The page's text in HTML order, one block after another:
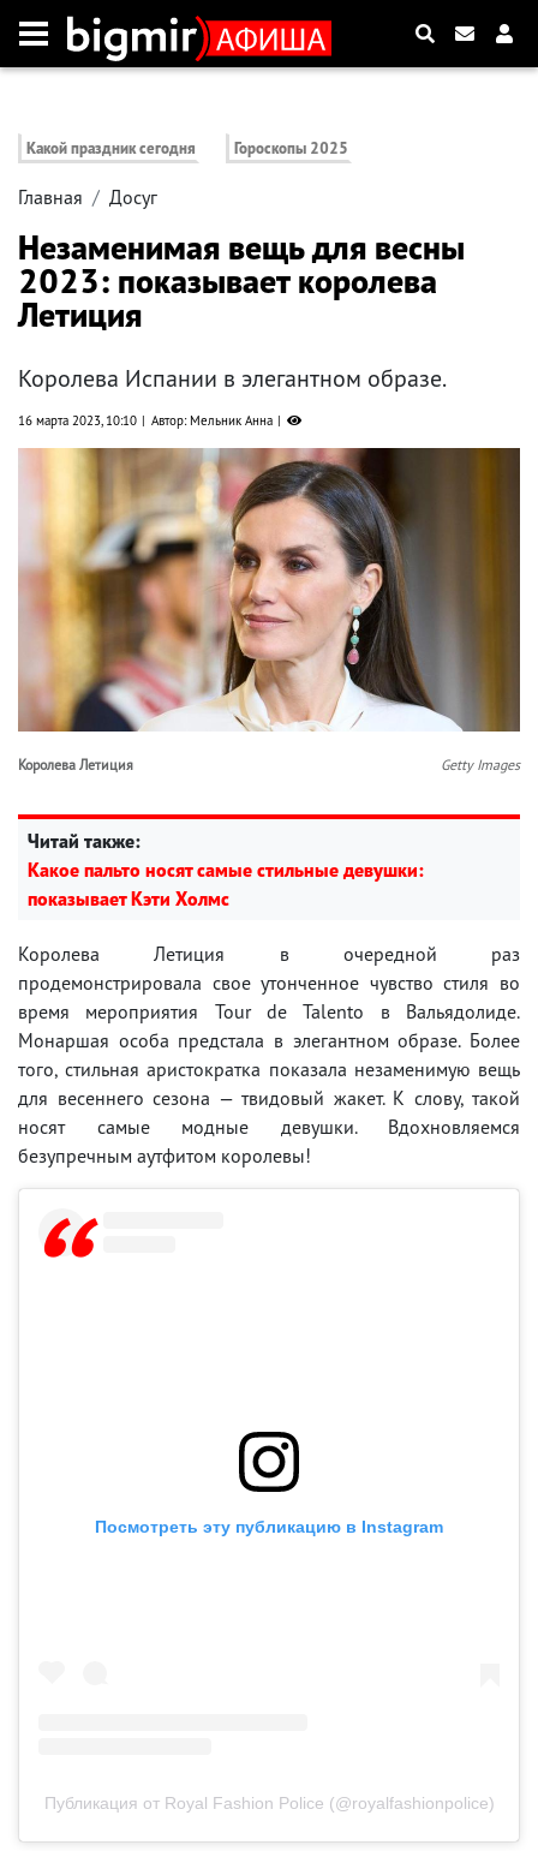
Какой праздник сегодня Гороскопы 2025
Главная Досуг
Незаменимая вещь для весны
2023: показывает королева
Летиция
Королева Испании в элегантном образе.
16 марта 2023, 10:10 Автор: Мельник Анна
Королева Летиция Getty Images
Читай также:
Какое пальто носят самые стильные девушки:
показывает Кэти Холмс
Королева Летиция в очередной раз
продемонстрировала свое утонченное чувство стиля во
время мероприятия Tour de Talento в Вальядолиде.
Монаршая особа предстала в элегантном образе. Более
того, стильная аристократка показала незаменимую вещь
для весеннего сезона — твидовый жакет. К слову, такой
носят самые модные девушки. Вдохновляемся
безупречным аутфитом королевы!
Посмотреть эту публикацию в Instagram
Публикация от Royal Fashion Police (@royalfashionpolice)